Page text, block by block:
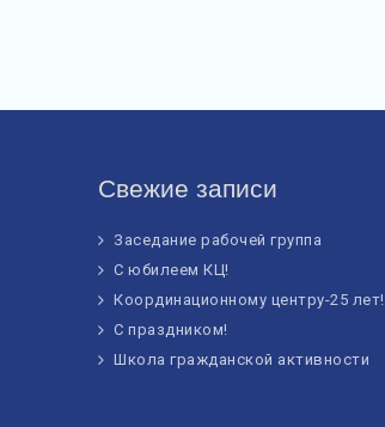
Свежие записи
Заседание рабочей группа
С юбилеем КЦ!
Координационному центру-25 лет!
С праздником!
Школа гражданской активности